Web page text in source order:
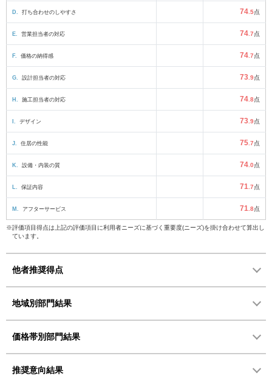
D. 打ち合わせのしやすさ 74 .5点
E. 営業担当者の対応 74 .7点
F. 価格の納得感 74 .7点
G. 設計担当者の対応 73 .9点
H. 施工担当者の対応 74 .8点
I. デザイン 73 .9点
J. 住居の性能 75 .7点
K. 設備・内装の質 74 .0点
L. 保証内容 71 .7点
M. アフターサービス 71 .8点
※評価項目得点は上記の評価項目に利用者ニーズに基づく重要度(ニーズ)を掛け合わせて算出し
ています。
他者推奨得点
地域別部門結果
価格帯別部門結果
推奨意向結果